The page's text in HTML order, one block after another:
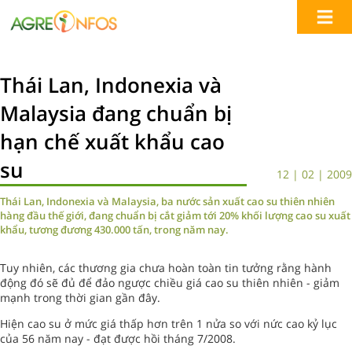
Thái Lan, Indonexia và
Malaysia đang chuẩn bị
hạn chế xuất khẩu cao
su
12 | 02 | 2009
Thái Lan, Indonexia và Malaysia, ba nước sản xuất cao su thiên nhiên
hàng đầu thế giới, đang chuẩn bị cắt giảm tới 20% khối lượng cao su xuất
khẩu, tương đương 430.000 tấn, trong năm nay.
Tuy nhiên, các thương gia chưa hoàn toàn tin tưởng rằng hành
động đó sẽ đủ để đảo ngược chiều giá cao su thiên nhiên - giảm
mạnh trong thời gian gần đây.
Hiện cao su ở mức giá thấp hơn trên 1 nửa so với nức cao kỷ lục
của 56 năm nay - đạt được hồi tháng 7/2008.